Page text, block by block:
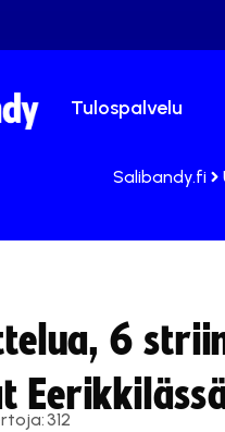
Tulospalvelu
Salibandy.fi
6
312